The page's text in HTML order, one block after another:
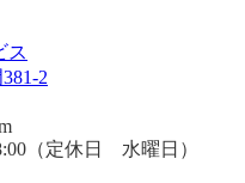
ス
2
（定休日 水曜日）